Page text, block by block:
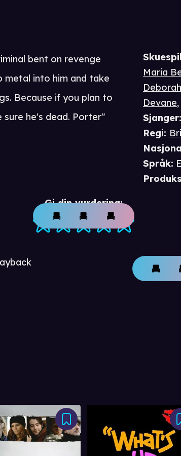
Gi din vurdering:
Maria
Devane,
Sjanger:
Regi:
Språk:
bent on revenge
metal into him and take
Because if you plan to
he's dead. Porter"